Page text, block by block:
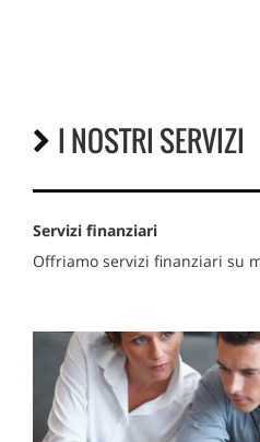
I NOSTRI SERVIZI
Servizi finanziari
Offriamo servizi finanziari su